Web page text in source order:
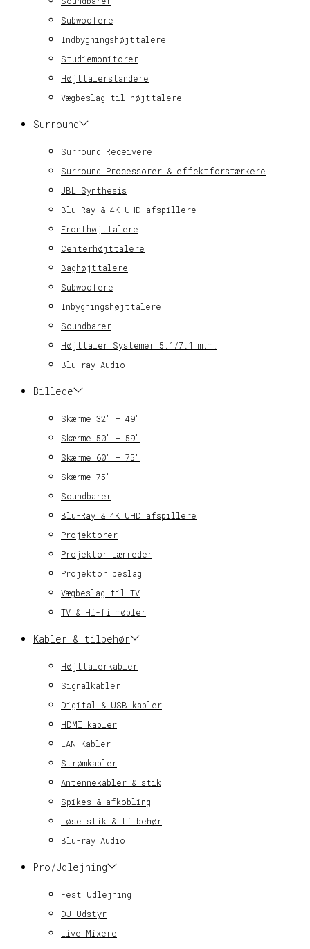
Subwoofere
Indbygningshøjttalere
Studiemonitorer
Højttalerstandere
Vægbeslag til højttalere
Surround
Surround Receivere
Surround Processorer & effektforstærkere
JBL Synthesis
Blu-Ray & 4K UHD afspillere
Fronthøjttalere
Centerhøjttalere
Baghøjttalere
Subwoofere
Inbygningshøjttalere
Soundbarer
Højttaler Systemer 5.1/7.1 m.m.
Blu-ray Audio
Billede
Skærme 32″ – 49″
Skærme 50″ – 59″
Skærme 60″ – 75″
Skærme 75″ +
Soundbarer
Blu-Ray & 4K UHD afspillere
Projektorer
Projektor Lærreder
Projektor beslag
Vægbeslag til TV
TV & Hi-fi møbler
Kabler & tilbehør
Højttalerkabler
Signalkabler
Digital & USB kabler
HDMI kabler
LAN Kabler
Strømkabler
Antennekabler & stik
Spikes & afkobling
Løse stik & tilbehør
Blu-ray Audio
Pro/Udlejning
Fest Udlejning
DJ Udstyr
Live Mixere